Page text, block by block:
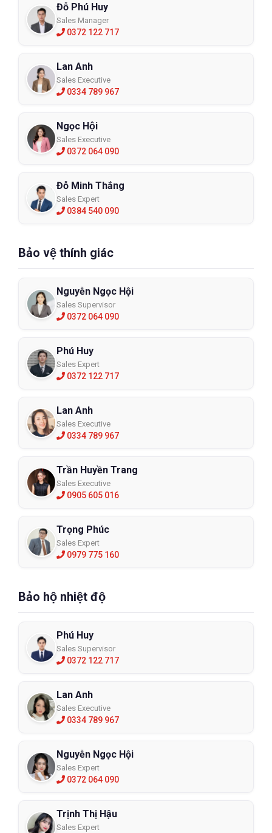
Đỗ Phú Huy
Sales Manager
0372 122 717
Lan Anh
Sales Executive
0334 789 967
Ngọc Hội
Sales Executive
0372 064 090
Đỗ Minh Thắng
Sales Expert
0384 540 090
Bảo vệ thính giác
Nguyễn Ngọc Hội
Sales Supervisor
0372 064 090
Phú Huy
Sales Expert
0372 122 717
Lan Anh
Sales Executive
0334 789 967
Trần Huyền Trang
Sales Executive
0905 605 016
Trọng Phúc
Sales Expert
0979 775 160
Bảo hộ nhiệt độ
Phú Huy
Sales Supervisor
0372 122 717
Lan Anh
Sales Executive
0334 789 967
Nguyễn Ngọc Hội
Sales Expert
0372 064 090
Trịnh Thị Hậu
Sales Expert